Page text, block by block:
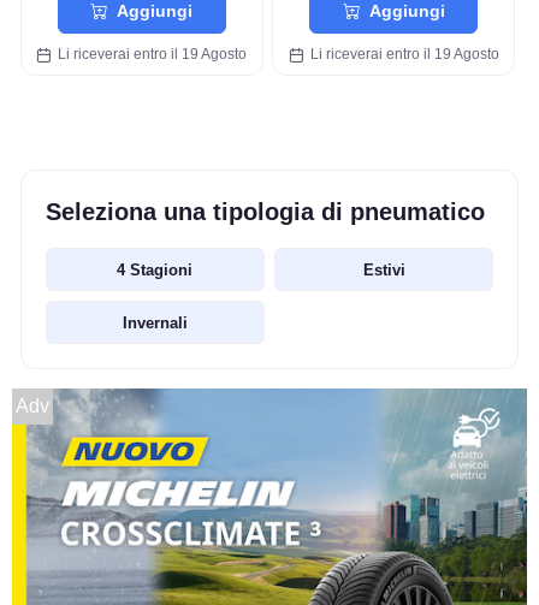
Aggiungi
Li riceverai entro il 19 Agosto
Aggiungi
Li riceverai entro il 19 Agosto
Seleziona una tipologia di pneumatico
4 Stagioni Estivi
Invernali
Adv